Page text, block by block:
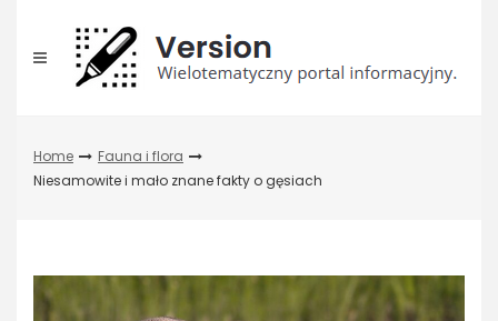
content
Home
Fauna i flora
Niesamowite i mało znane fakty o gęsiach